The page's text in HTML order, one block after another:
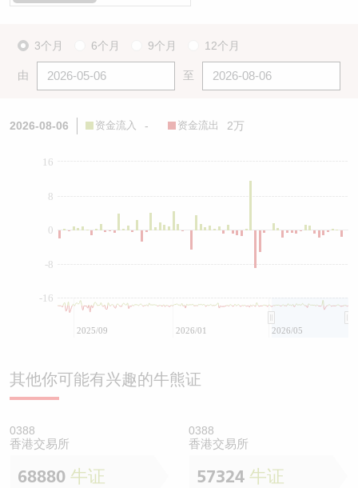
3个月 6个月 9个月 12个月
由 至
2026-08-06 资金流入 - 资金流出 2万
0
-16
-8
8
16
2025/09 2026/01 2026/05
其他你可能有兴趣的牛熊证
0388
香港交易所
68880 牛证
0388
香港交易所
57324 牛证